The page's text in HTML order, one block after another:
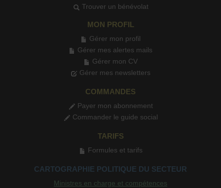
Trouver un bénévolat
MON PROFIL
Gérer mon profil
Gérer mes alertes mails
Gérer mon CV
Gérer mes newsletters
COMMANDES
Payer mon abonnement
Commander le guide social
TARIFS
Formules et tarifs
CARTOGRAPHIE POLITIQUE DU SECTEUR
Ministres en charge et compétences